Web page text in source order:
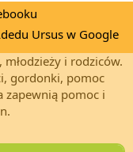
i rodziców.
gordonki, pomoc
zapewnią pomoc i